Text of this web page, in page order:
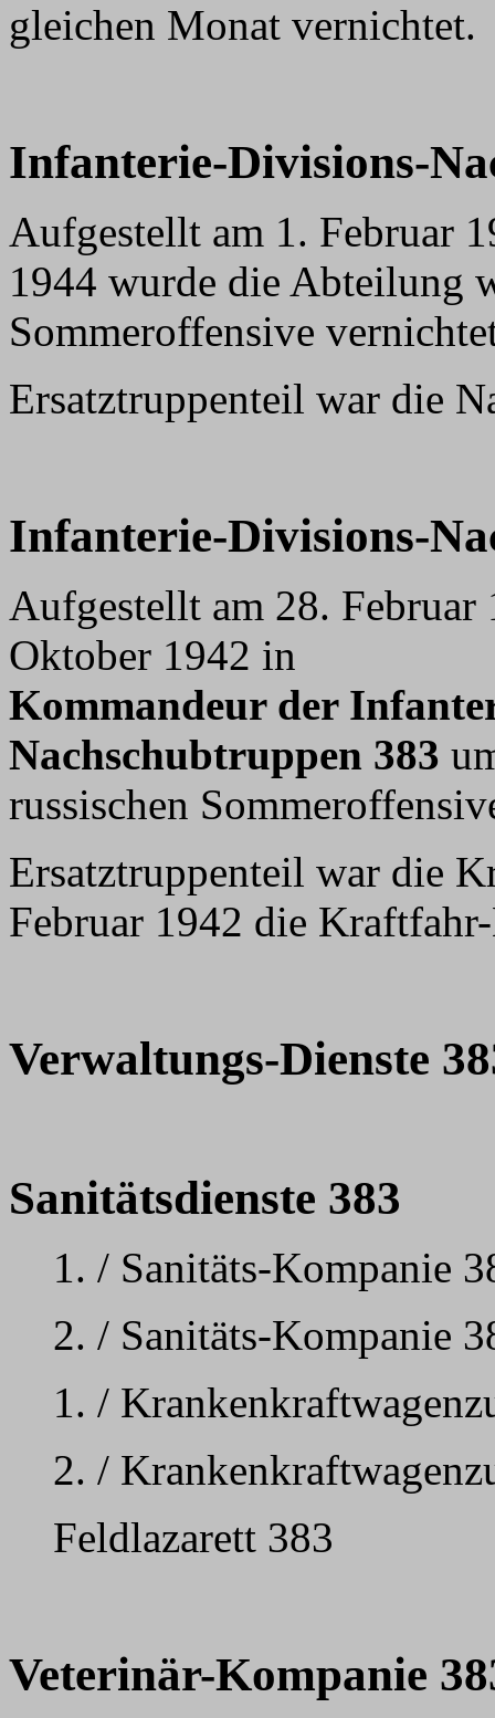
gleichen Monat vernichtet.
Infanterie-Divisions-
Aufgestellt am 1. Februar
1944 wurde die Abteilung
Sommeroffensive
Ersatztruppenteil war die
Infanterie-Divisions-
Aufgestellt am 28.
Oktober 1942 in
Kommandeur der
Nachschubtruppen 383
russischen
Ersatztruppenteil war die
Februar 1942 die
Verwaltungs-Dienste
Sanitätsdienste 383
1. / Sanitäts-Kompanie
2. / Sanitäts-Kompanie
1. /
2. /
Feldlazarett 383
Veterinär-Kompanie